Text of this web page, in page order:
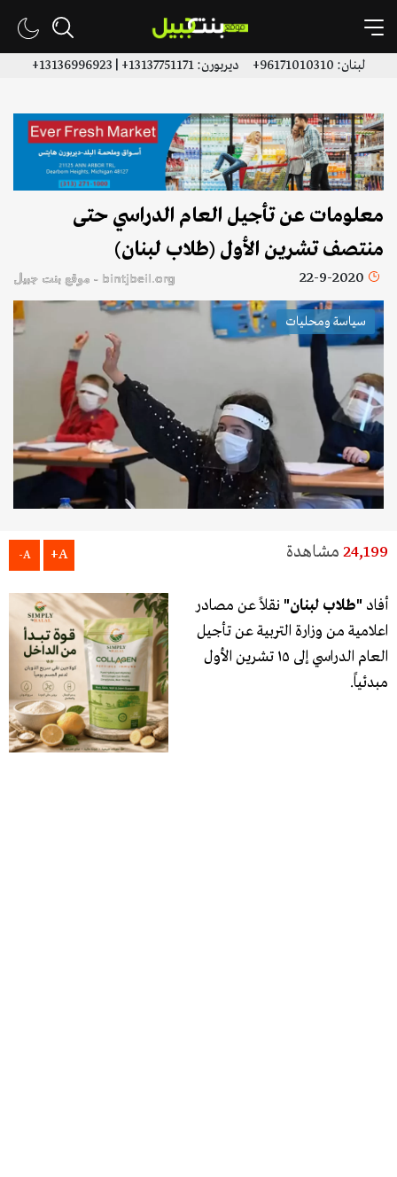
لبنان: 96171010310+ ديربورن: 13137751171+ | 13136996923+
معلومات عن تأجيل العام الدراسي حتى
منتصف تشرين الأول (طلاب لبنان)
22-9-2020 bintjbeil.org - موقع بنت جبيل
سياسة ومحليات
24,199 مشاهدة A+
A-
أفاد "طلاب لبنان" نقلاً عن مصادر
اعلامية من وزارة التربية عن تأجيل
العام الدراسي إلى ١٥ تشرين الأول
مبدئياً.